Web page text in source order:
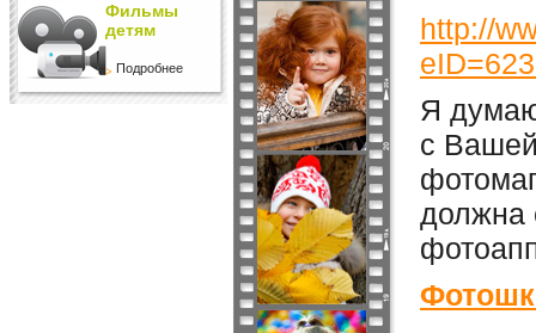
Фильмы
детям
Подробнее
http://
Я
с
должна